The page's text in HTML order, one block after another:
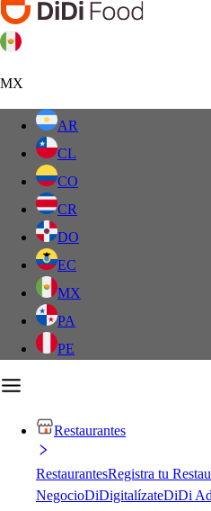
MX
AR
CL
CO
CR
DO
EC
MX
PA
PE
Restaurantes
RestaurantesRegistra tu
NegocioDiDigitalízateDiDi